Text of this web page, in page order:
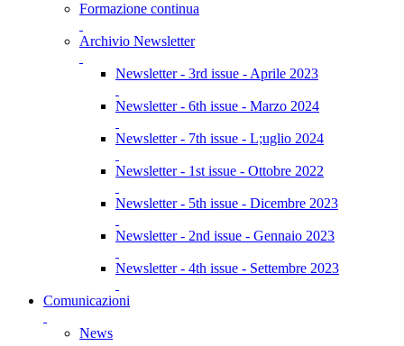
Formazione continua
Archivio Newsletter
Newsletter - 3rd issue - Aprile 2023
Newsletter - 6th issue - Marzo 2024
Newsletter - 7th issue - L;uglio 2024
Newsletter - 1st issue - Ottobre 2022
Newsletter - 5th issue - Dicembre 2023
Newsletter - 2nd issue - Gennaio 2023
Newsletter - 4th issue - Settembre 2023
Comunicazioni
News